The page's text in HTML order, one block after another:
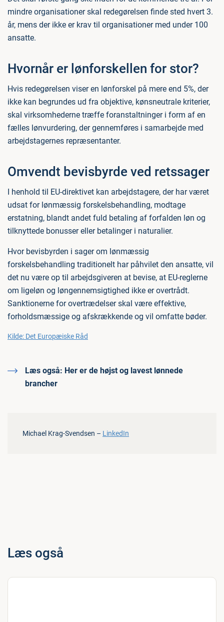
mindre organisationer skal redegørelsen finde sted hvert 3.
år, mens der ikke er krav til organisationer med under 100
ansatte.
Hvornår er lønforskellen for stor?
Hvis redegørelsen viser en lønforskel på mere end 5%, der
ikke kan begrundes ud fra objektive, kønsneutrale kriterier,
skal virksomhederne træffe foranstaltninger i form af en
fælles lønvurdering, der gennemføres i samarbejde med
arbejdstagernes repræsentanter.
Omvendt bevisbyrde ved retssager
I henhold til EU-direktivet kan arbejdstagere, der har været
udsat for lønmæssig forskelsbehandling, modtage
erstatning, blandt andet fuld betaling af forfalden løn og
tilknyttede bonusser eller betalinger i naturalier.
Hvor bevisbyrden i sager om lønmæssig
forskelsbehandling traditionelt har påhvilet den ansatte, vil
det nu være op til arbejdsgiveren at bevise, at EU-reglerne
om ligeløn og løngennemsigtighed ikke er overtrådt.
Sanktionerne for overtrædelser skal være effektive,
forholdsmæssige og afskrækkende og vil omfatte bøder.
Kilde: Det Europæiske Råd
Læs også: Her er de højst og lavest lønnede
brancher
Michael Krag-Svendsen – LinkedIn
Læs også